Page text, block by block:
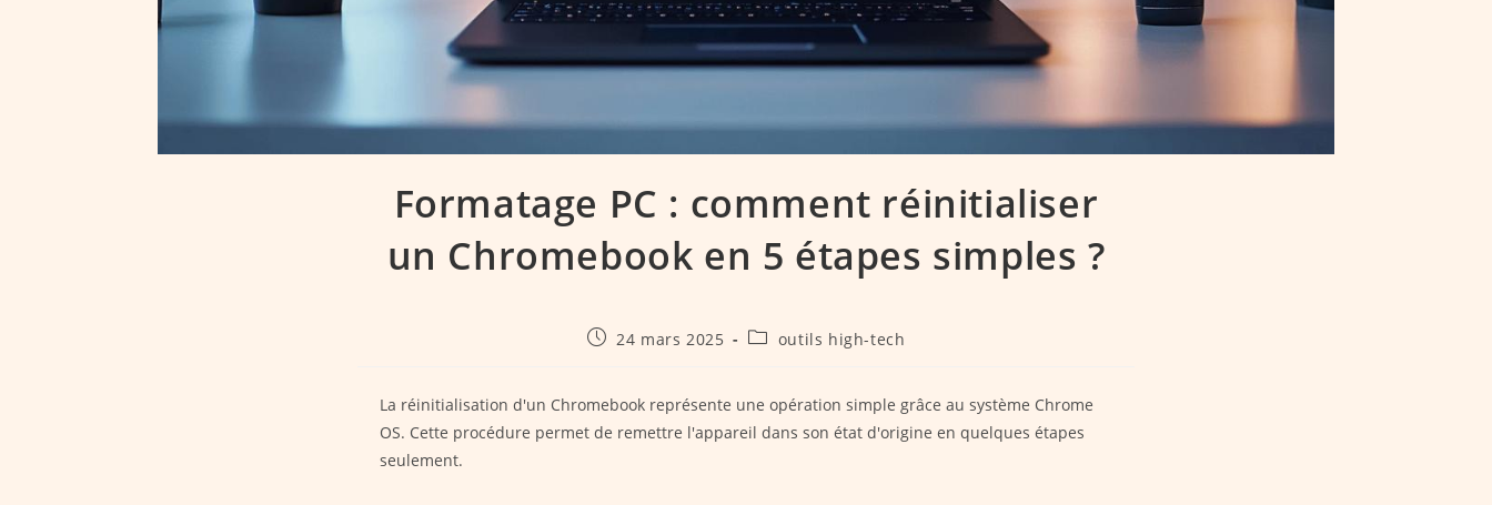
Formatage PC : comment réinitialiser
un Chromebook en 5 étapes simples ?
Publication
24 mars 2025
Postoutils high-tech
La réinitialisation d'un Chromebook représente une opération simple grâce au système Chrome
OS. Cette procédure permet de remettre l'appareil dans son état d'origine en quelques étapes
seulement.